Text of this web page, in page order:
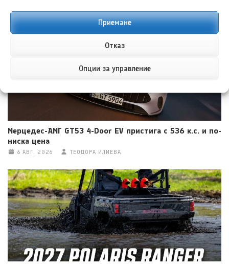
Приемане
Отказ
Опции за управление
6 АВГ. 2026 ГЕОРГИ ВАСИЛЕВ
Мерцедес-АМГ GT53 4-Door EV пристига с 536 к.с. и по-
ниска цена
6 АВГ. 2026 ТЕОДОРА ИЛИЕВА